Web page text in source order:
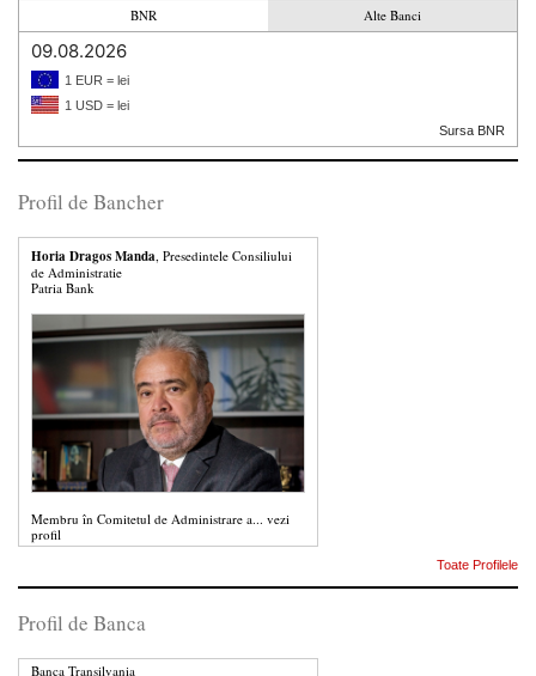
BNR Alte Banci
09.08.2026
1 EUR = lei
1 USD = lei
Sursa BNR
Profil de Bancher
Horia Dragos Manda , Presedintele Consiliului
de Administratie
Patria Bank
Membru în Comitetul de Administrare a... vezi
profil
Toate Profilele
Profil de Banca
Banca Transilvania